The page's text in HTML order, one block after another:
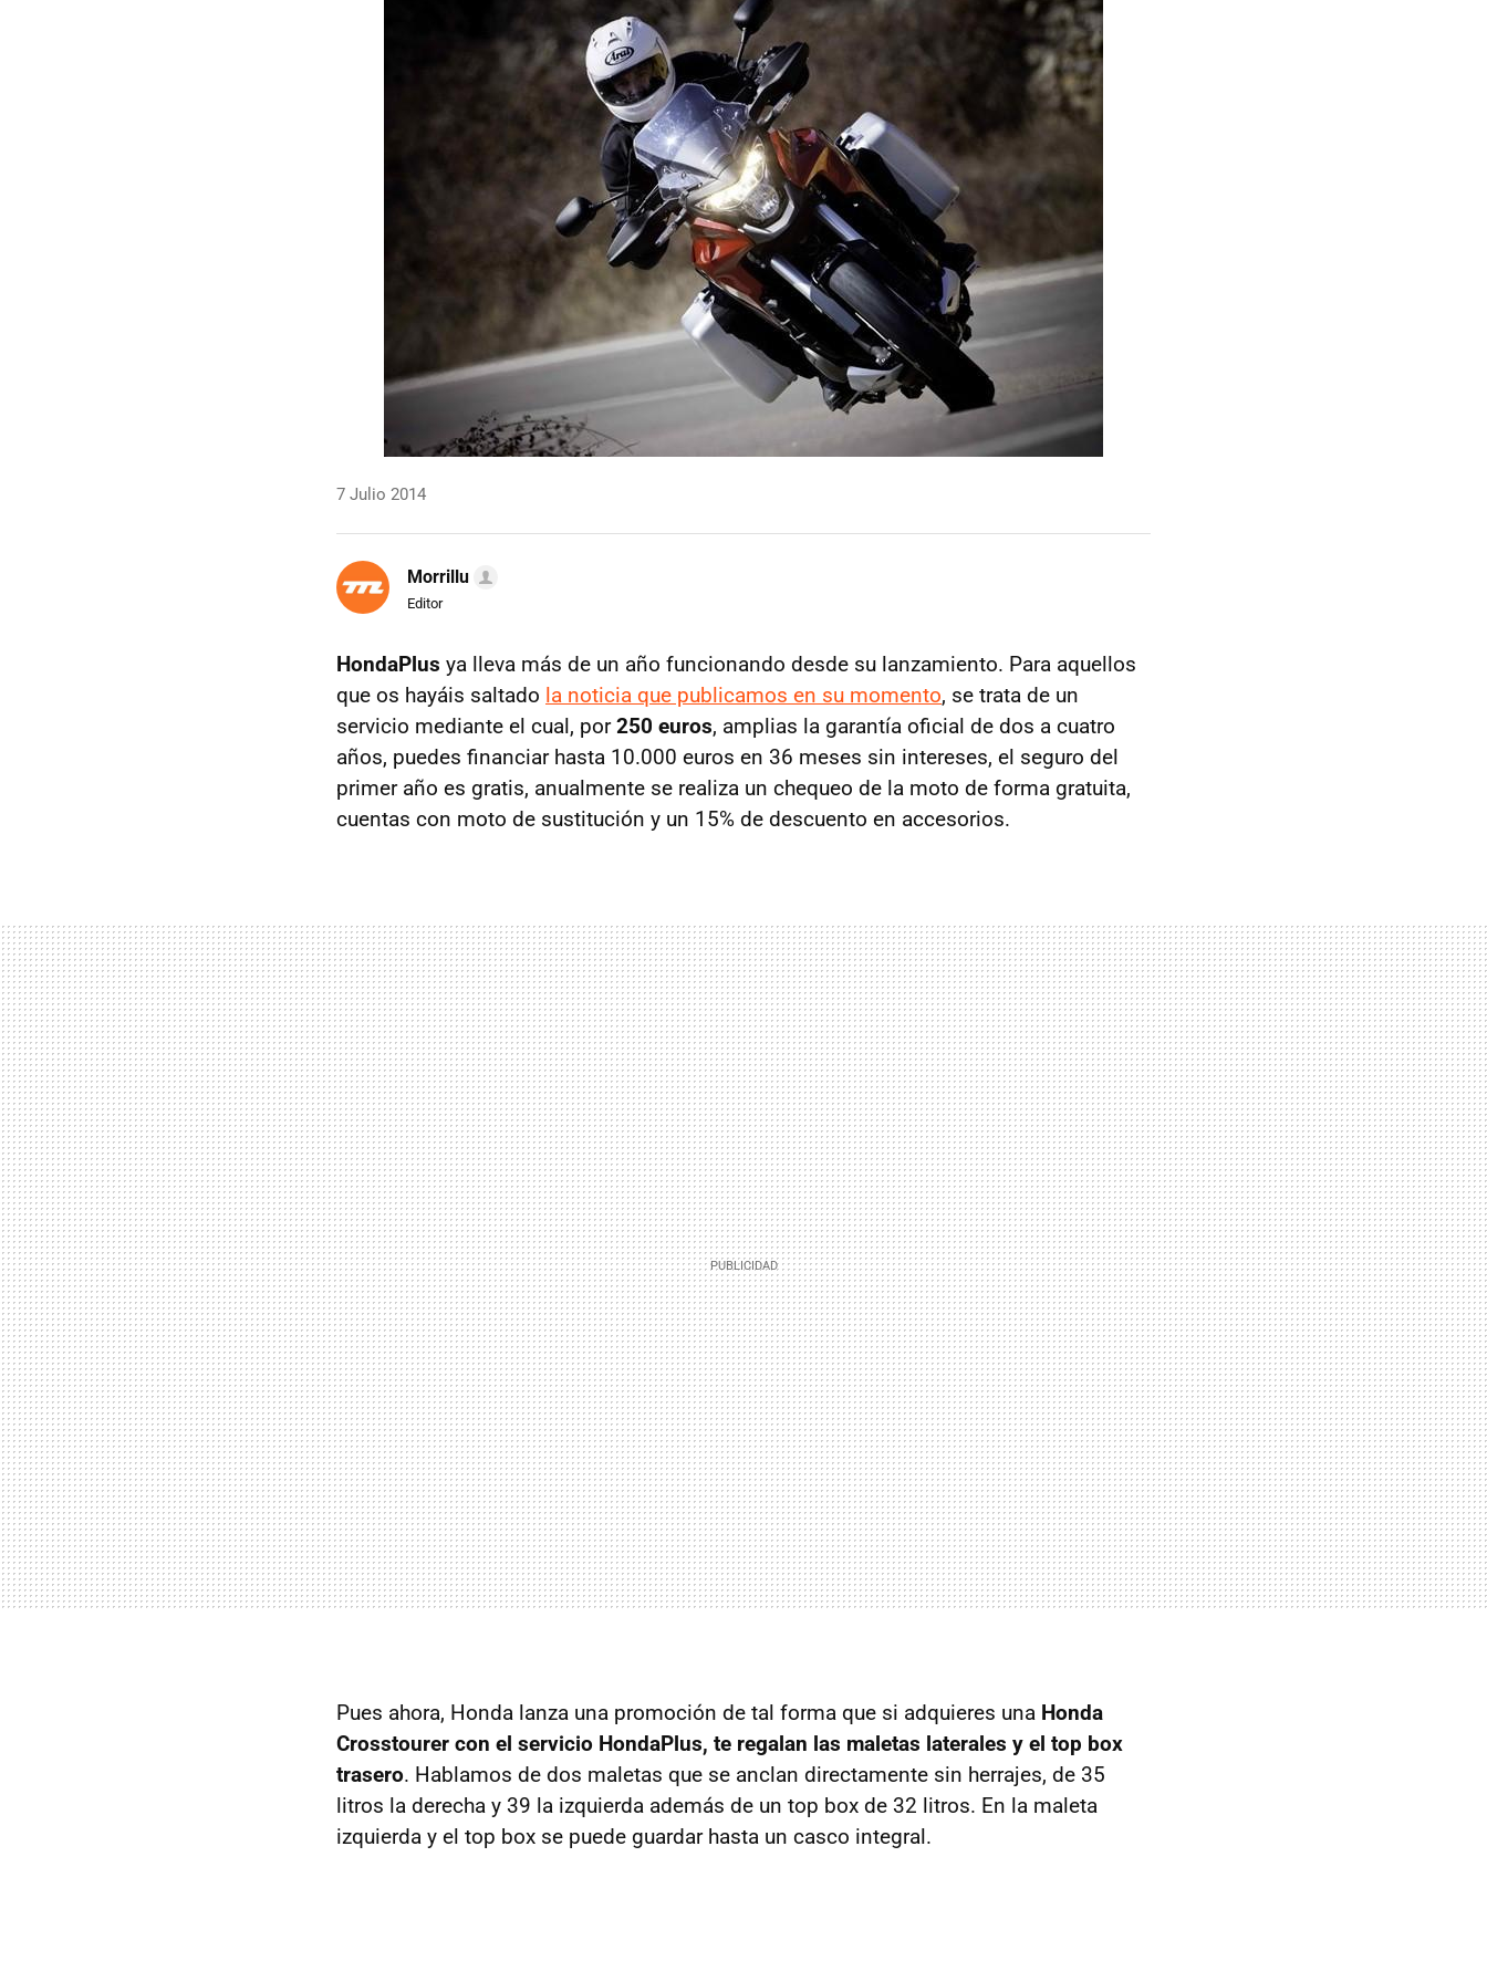
7 Julio 2014
Morrillu
Editor
HondaPlus ya lleva más de un año funcionando desde su lanzamiento. Para aquellos
que os hayáis saltado la noticia que publicamos en su momento, se trata de un
servicio mediante el cual, por250 euros, amplias la garantía oficial de dos a cuatro
años, puedes financiar hasta 10.000 euros en 36 meses sin intereses, el seguro del
primer año es gratis, anualmente se realiza un chequeo de la moto de forma gratuita,
cuentas con moto de sustitución y un 15% de descuento en accesorios.
Pues ahora, Honda lanza una promoción de tal forma que si adquieres una Honda
Crosstourer con el servicio HondaPlus, te regalan las maletas laterales y el top box
trasero. Hablamos de dos maletas que se anclan directamente sin herrajes, de 35
litros la derecha y 39 la izquierda además de un top box de 32 litros. En la maleta
izquierda y el top box se puede guardar hasta un casco integral.